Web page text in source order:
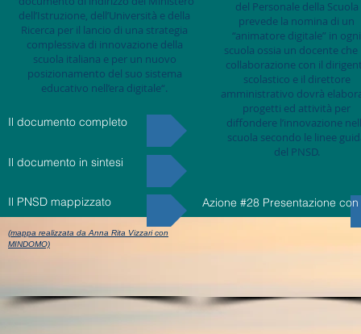
dell’Istruzione, dell’Università e della
Ricerca per il lancio di una strategia
complessiva di innovazione della
scuola italiana e per un nuovo
posizionamento del suo sistema
educativo nell’era digitale“.
Il documento completo
Il documento in sintesi
Il PNSD mappizzato
(mappa realizzata da Anna Rita Vizzari con
MINDOMO)
del Personale della Scuola
prevede la nomina di un
“animatore digitale” in ogni
scuola ossia un docente che
collaborazione con il
scolastico e il direttore
amministrativo dovrà
progetti ed attività per
diffondere l’innovazione
scuola secondo le linee
del PNSD.
Azione #28 Presentazione